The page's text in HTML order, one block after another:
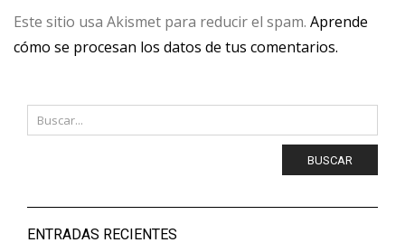
Este sitio usa Akismet para reducir el spam. Aprende
cómo se procesan los datos de tus comentarios.
BUSCAR
ENTRADAS RECIENTES